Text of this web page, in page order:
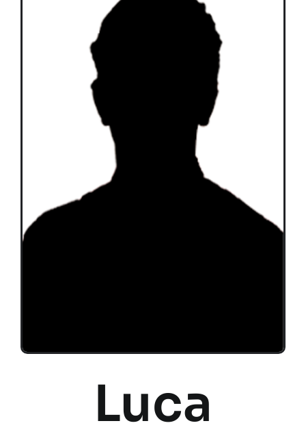
Plan de match
Partenaires de l’Eurocup
Luca